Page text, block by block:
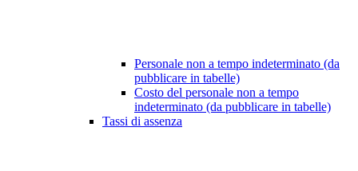
Personale non a tempo indeterminato (da
pubblicare in tabelle)
Costo del personale non a tempo
indeterminato (da pubblicare in tabelle)
Tassi di assenza